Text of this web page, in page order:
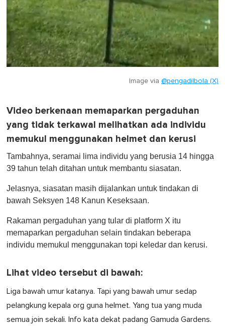
Image via @pengadilbola (X)
Video berkenaan memaparkan pergaduhan
yang tidak terkawal melihatkan ada individu
memukul menggunakan helmet dan kerusi
Tambahnya, seramai lima individu yang berusia 14 hingga
39 tahun telah ditahan untuk membantu siasatan.
Jelasnya, siasatan masih dijalankan untuk tindakan di
bawah Seksyen 148 Kanun Keseksaan.
Rakaman pergaduhan yang tular di platform X itu
memaparkan pergaduhan selain tindakan beberapa
individu memukul menggunakan topi keledar dan kerusi.
Lihat video tersebut di bawah:
Liga bawah umur katanya. Tapi yang bawah umur sedap
pelangkung kepala org guna helmet. Yang tua yang muda
semua join sekali. Info kata dekat padang Gamuda Gardens.